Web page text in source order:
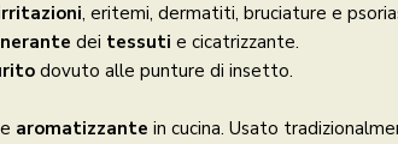
rritazioni, eritemi, dermatiti, bruciature e
dei tessuti e cicatrizzante.
dovuto alle punture di insetto.
aromatizzante in cucina. Usato